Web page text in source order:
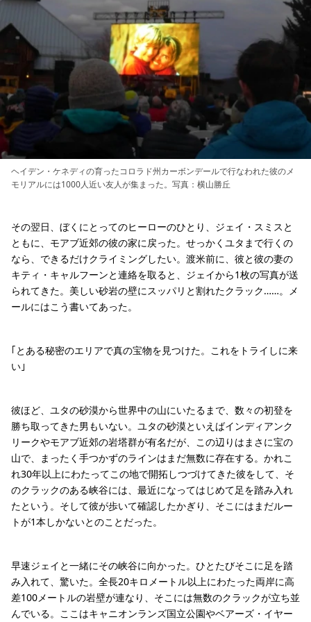
ヘイデン・ケネディの育ったコロラド州カーボンデールで行なわれた彼のメ
モリアルには1000人近い友人が集まった。写真：横山勝丘
その翌日、ぼくにとってのヒーローのひとり、ジェイ・スミスと
ともに、モアブ近郊の彼の家に戻った。せっかくユタまで行くの
なら、できるだけクライミングしたい。渡米前に、彼と彼の妻の
キティ・キャルフーンと連絡を取ると、ジェイから1枚の写真が送
られてきた。美しい砂岩の壁にスッパリと割れたクラック……。メ
ールにはこう書いてあった。
｢とある秘密のエリアで真の宝物を見つけた。これをトライしに来
い｣
彼ほど、ユタの砂漠から世界中の山にいたるまで、数々の初登を
勝ち取ってきた男もいない。ユタの砂漠といえばインディアンク
リークやモアブ近郊の岩塔群が有名だが、この辺りはまさに宝の
山で、まったく手つかずのラインはまだ無数に存在する。かれこ
れ30年以上にわたってこの地で開拓しつづけてきた彼をして、そ
のクラックのある峡谷には、最近になってはじめて足を踏み入れ
たという。そして彼が歩いて確認したかぎり、そこにはまだルー
トが1本しかないとのことだった。
早速ジェイと一緒にその峡谷に向かった。ひとたびそこに足を踏
み入れて、驚いた。全長20キロメートル以上にわたった両岸に高
差100メートルの岩壁が連なり、そこには無数のクラックが立ち並
んでいる。ここはキャニオンランズ国立公園やベアーズ・イヤー